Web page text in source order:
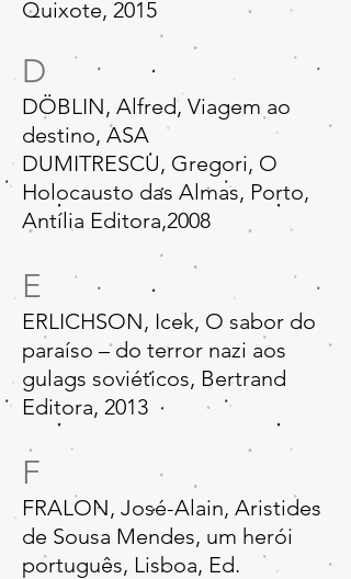
Quixote, 2015
D
DÖBLIN, Alfred, Viagem ao
destino, ASA
DUMITRESCU, Gregori, O
Holocausto das Almas, Porto,
Antília Editora,2008
E
ERLICHSON, Icek, O sabor do
paraíso – do terror nazi aos
gulags soviéticos, Bertrand
Editora, 2013
F
FRALON, José-Alain, Aristides
de Sousa Mendes, um herói
português, Lisboa, Ed.